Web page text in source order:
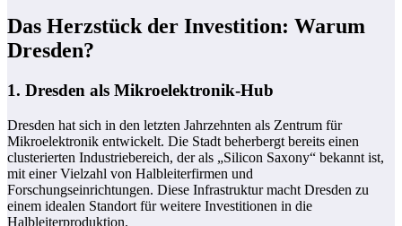
Das Herzstück der Investition: Warum
Dresden?
1. Dresden als Mikroelektronik-Hub
Dresden hat sich in den letzten Jahrzehnten als Zentrum für
Mikroelektronik entwickelt. Die Stadt beherbergt bereits einen
clusterierten Industriebereich, der als „Silicon Saxony“ bekannt ist,
mit einer Vielzahl von Halbleiterfirmen und
Forschungseinrichtungen. Diese Infrastruktur macht Dresden zu
einem idealen Standort für weitere Investitionen in die
Halbleiterproduktion.